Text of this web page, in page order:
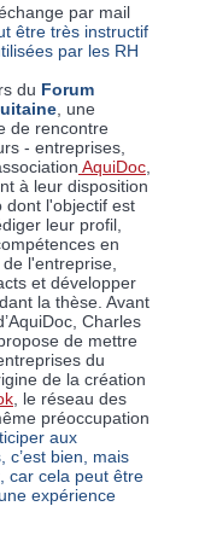
par mail
être très instructif
par les RH
du Forum
, une
de rencontre
- entreprises,
AquiDoc
à leur disposition
dont l'objectif est
leur profil,
en
l'entreprise,
et développer
la thèse. Avant
Charles
de mettre
du
de la création
, le réseau des
préoccupation
aux
c’est bien, mais
car cela peut être
expérience